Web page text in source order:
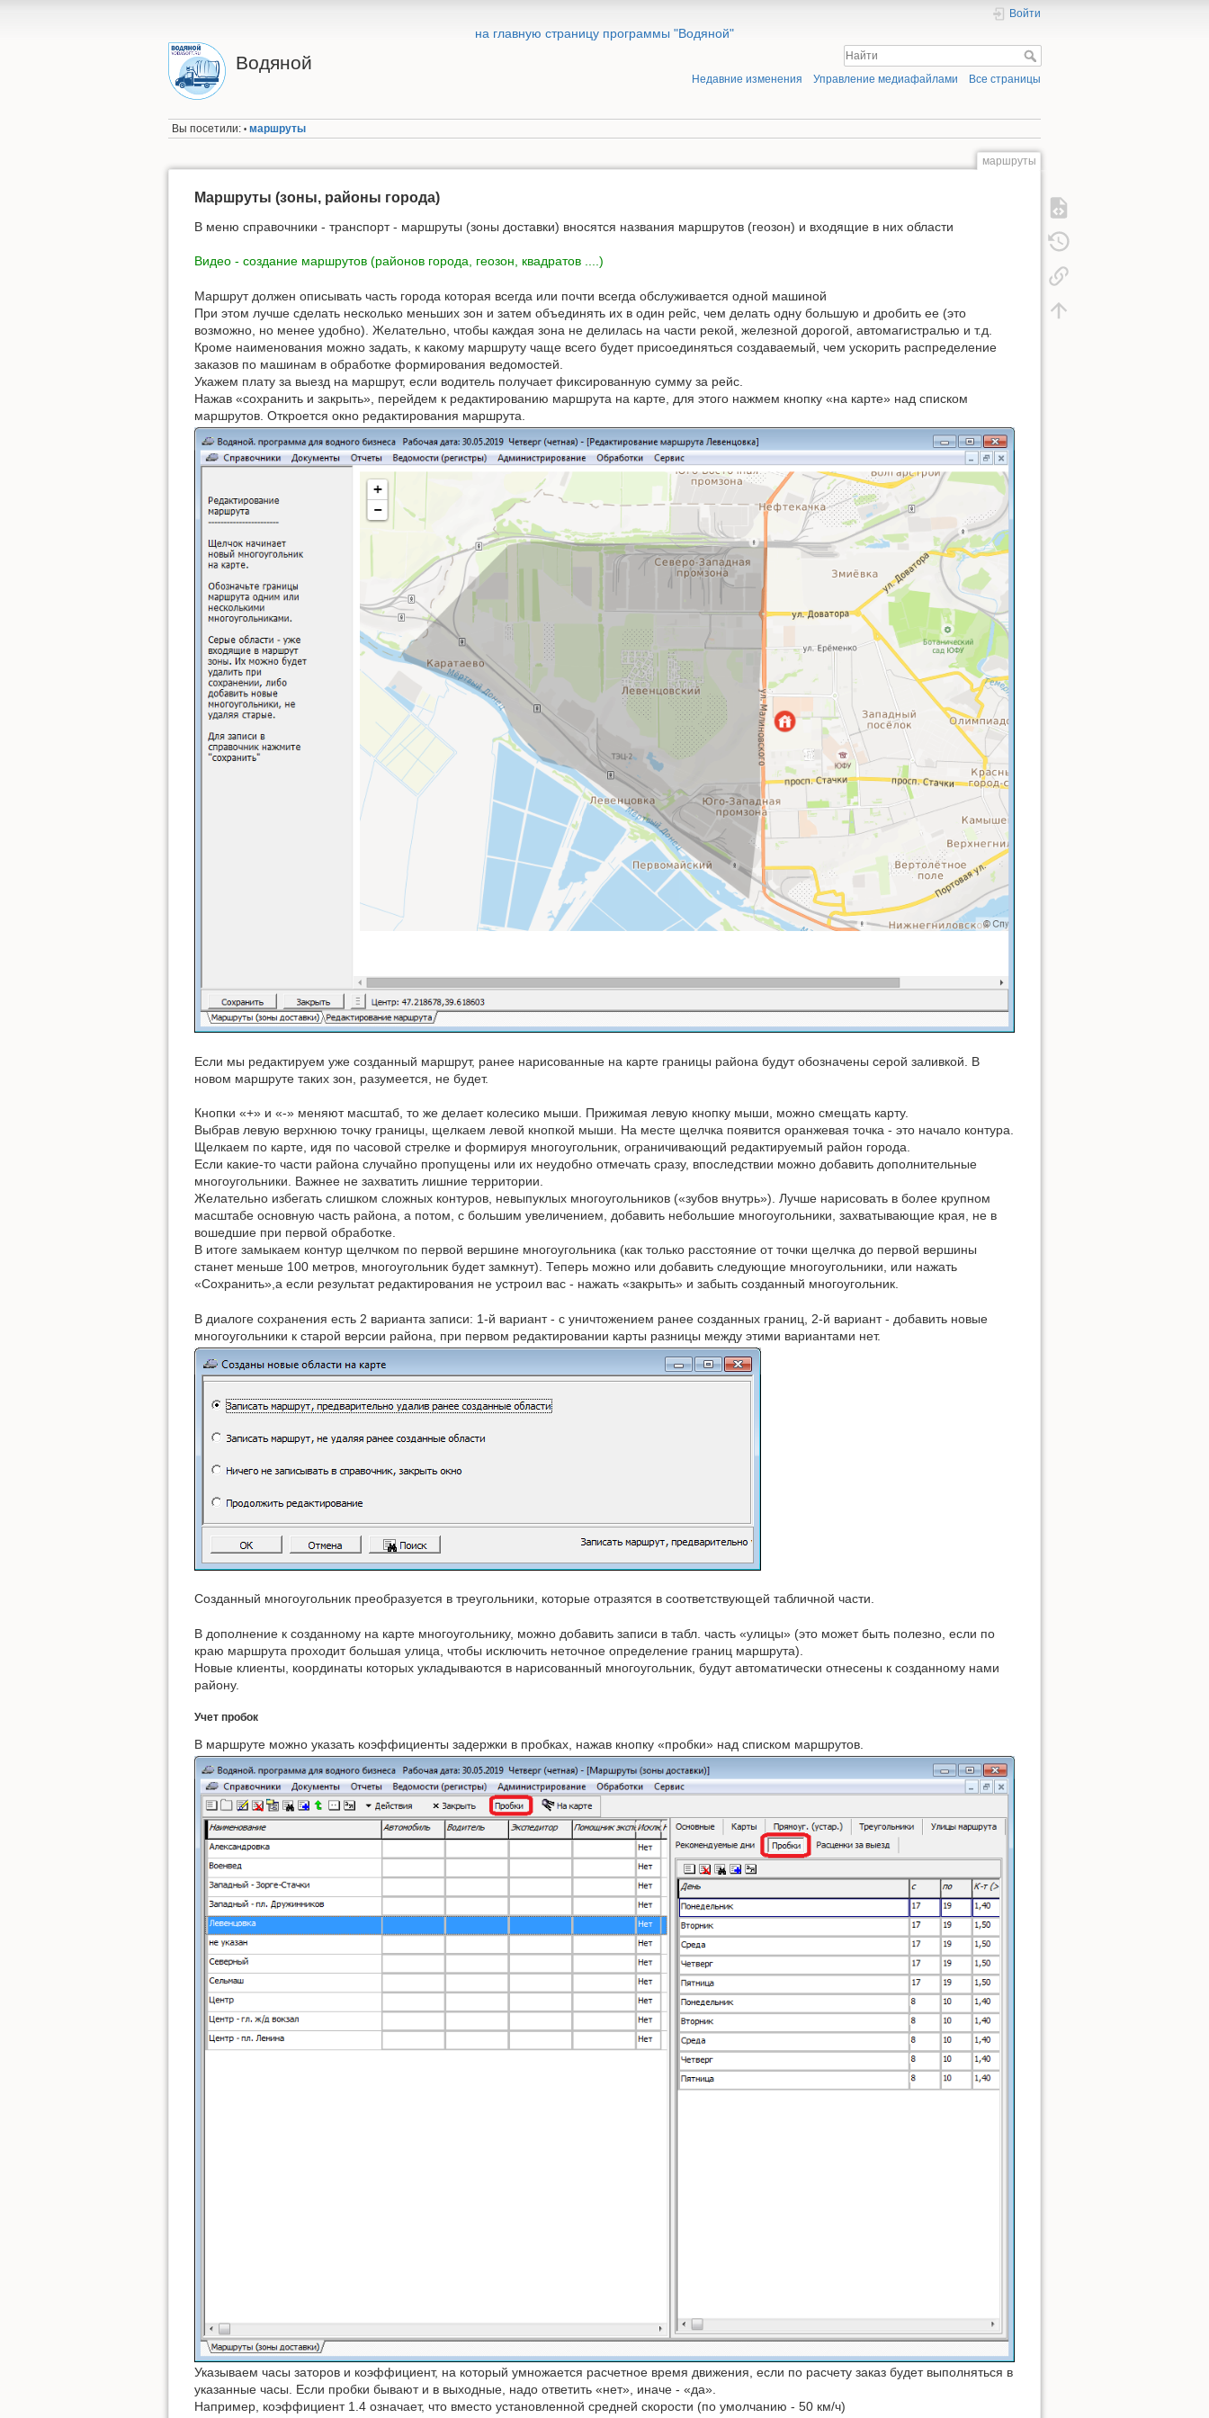
на главную страницу программы "Водяной"
Водяной
Войти
Недавние изменения Управление медиафайлами Все страницы
Вы посетили: • маршруты
маршруты
Маршруты (зоны, районы города)
В меню справочники - транспорт - маршруты (зоны доставки) вносятся названия маршрутов (геозон) и входящие в них области
Видео - создание маршрутов (районов города, геозон, квадратов ....)
Маршрут должен описывать часть города которая всегда или почти всегда обслуживается одной машиной
При этом лучше сделать несколько меньших зон и затем объединять их в один рейс, чем делать одну большую и дробить ее (это
возможно, но менее удобно). Желательно, чтобы каждая зона не делилась на части рекой, железной дорогой, автомагистралью и т.д.
Кроме наименования можно задать, к какому маршруту чаще всего будет присоединяться создаваемый, чем ускорить распределение
заказов по машинам в обработке формирования ведомостей.
Укажем плату за выезд на маршрут, если водитель получает фиксированную сумму за рейс.
Нажав «сохранить и закрыть», перейдем к редактированию маршрута на карте, для этого нажмем кнопку «на карте» над списком
маршрутов. Откроется окно редактирования маршрута.
Если мы редактируем уже созданный маршрут, ранее нарисованные на карте границы района будут обозначены серой заливкой. В
новом маршруте таких зон, разумеется, не будет.
Кнопки «+» и «-» меняют масштаб, то же делает колесико мыши. Прижимая левую кнопку мыши, можно смещать карту.
Выбрав левую верхнюю точку границы, щелкаем левой кнопкой мыши. На месте щелчка появится оранжевая точка - это начало контура.
Щелкаем по карте, идя по часовой стрелке и формируя многоугольник, ограничивающий редактируемый район города.
Если какие-то части района случайно пропущены или их неудобно отмечать сразу, впоследствии можно добавить дополнительные
многоугольники. Важнее не захватить лишние территории.
Желательно избегать слишком сложных контуров, невыпуклых многоугольников («зубов внутрь»). Лучше нарисовать в более крупном
масштабе основную часть района, а потом, с большим увеличением, добавить небольшие многоугольники, захватывающие края, не в
вошедшие при первой обработке.
В итоге замыкаем контур щелчком по первой вершине многоугольника (как только расстояние от точки щелчка до первой вершины
станет меньше 100 метров, многоугольник будет замкнут). Теперь можно или добавить следующие многоугольники, или нажать
«Сохранить»,а eсли результат редактирования не устроил вас - нажать «закрыть» и забыть созданный многоугольник.
В диалоге сохранения есть 2 варианта записи: 1-й вариант - с уничтожением ранее созданных границ, 2-й вариант - добавить новые
многоугольники к старой версии района, при первом редактировании карты разницы между этими вариантами нет.
Созданный многоугольник преобразуется в треугольники, которые отразятся в соответствующей табличной части.
В дополнение к созданному на карте многоугольнику, можно добавить записи в табл. часть «улицы» (это может быть полезно, если по
краю маршрута проходит большая улица, чтобы исключить неточное определение границ маршрута).
Новые клиенты, координаты которых укладываются в нарисованный многоугольник, будут автоматически отнесены к созданному нами
району.
Учет пробок
В маршруте можно указать коэффициенты задержки в пробках, нажав кнопку «пробки» над списком маршрутов.
Указываем часы заторов и коэффициент, на который умножается расчетное время движения, если по расчету заказ будет выполняться в
указанные часы. Если пробки бывают и в выходные, надо ответить «нет», иначе - «да».
Например, коэффициент 1.4 означает, что вместо установленной средней скорости (по умолчанию - 50 км/ч)